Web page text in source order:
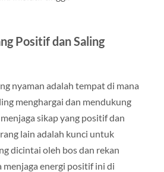
Positif dan Saling
nyaman adalah tempat di mana
menghargai dan mendukung
sikap yang positif dan
lain adalah kunci untuk
dicintai oleh bos dan rekan
menjaga energi positif ini di